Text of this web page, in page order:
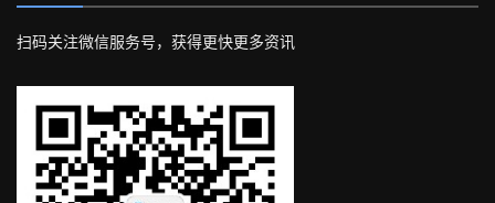
扫码关注微信服务号，获得更快更多资讯